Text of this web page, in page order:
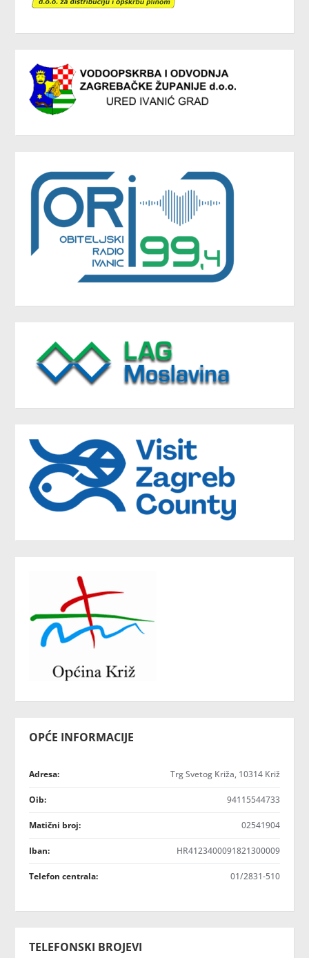
OPĆE INFORMACIJE
Adresa: Trg Svetog Križa, 10314 Križ
Oib: 94115544733
Matični broj: 02541904
Iban: HR4123400091821300009
Telefon centrala: 01/2831-510
TELEFONSKI BROJEVI